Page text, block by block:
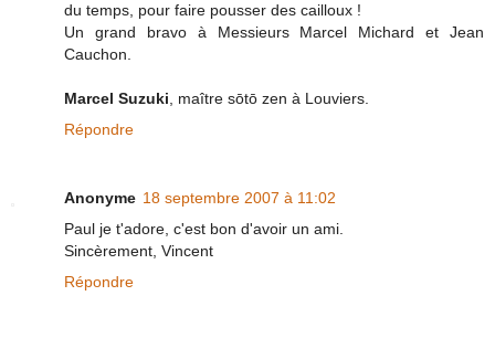
du temps, pour faire pousser des cailloux !
Un grand bravo à Messieurs Marcel Michard et Jean
Cauchon.
Marcel Suzuki, maître sōtō zen à Louviers.
Répondre
Anonyme 18 septembre 2007 à 11:02
Paul je t'adore, c'est bon d'avoir un ami.
Sincèrement, Vincent
Répondre